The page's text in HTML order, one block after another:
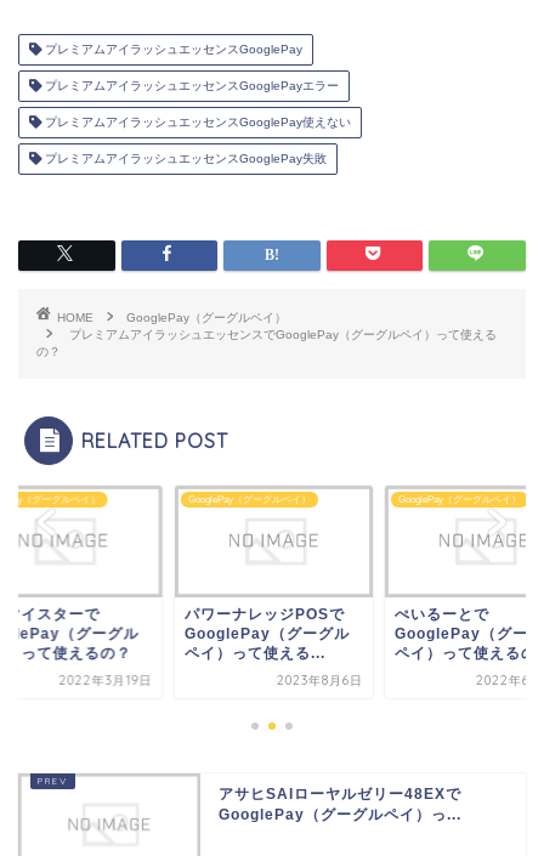
プレミアムアイラッシュエッセンスGooglePay
プレミアムアイラッシュエッセンスGooglePayエラー
プレミアムアイラッシュエッセンスGooglePay使えない
プレミアムアイラッシュエッセンスGooglePay失敗
HOME
GooglePay（グーグルペイ）
プレミアムアイラッシュエッセンスでGooglePay（グーグルペイ）って使える
の？
RELATED POST
（グーグルペイ）
ーナレッジPOSで
（グーグル
）って使える...
2023年8月6日
GooglePay（グーグルペイ）
ぺいるーとで
GooglePay（グーグル
ペイ）って使えるの？
2022年6月22日
GooglePay（グーグルペイ）
ユアマイスターで
GooglePay（グー
ペイ）って使えるの
2022年3
アサヒSAIローヤルゼリー48EXで
GooglePay（グーグルペイ）っ...